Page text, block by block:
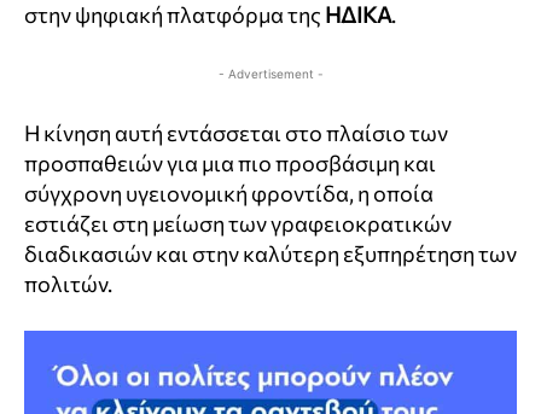
στην ψηφιακή πλατφόρμα της ΗΔΙΚΑ.
- Advertisement -
Η κίνηση αυτή εντάσσεται στο πλαίσιο των
προσπαθειών για μια πιο προσβάσιμη και
σύγχρονη υγειονομική φροντίδα, η οποία
εστιάζει στη μείωση των γραφειοκρατικών
διαδικασιών και στην καλύτερη εξυπηρέτηση των
πολιτών.